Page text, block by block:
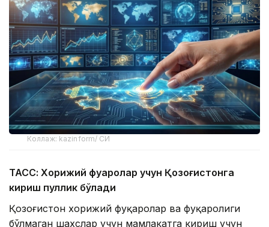
Коллаж: kazinform/ СИ
ТАСС: Хорижий фуқаролар учун Қозоғистонга
кириш пуллик бўлади
Қозоғистон хорижий фуқаролар ва фуқаролиги
бўлмаган шахслар учун мамлакатга кириш учун